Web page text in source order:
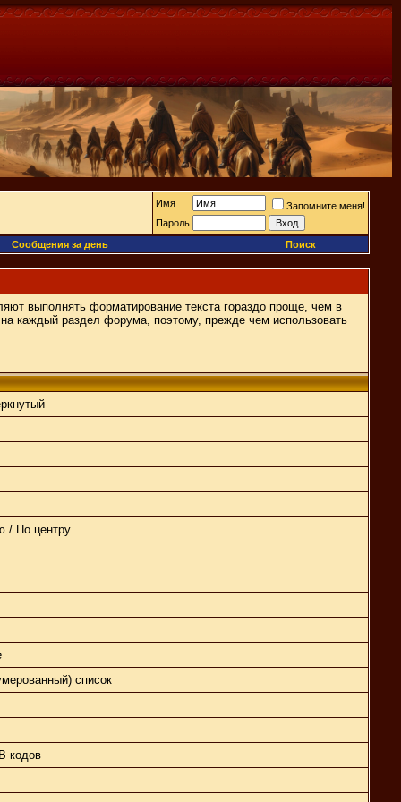
Имя
Запомните меня!
Пароль
Сообщения за день
Поиск
выполнять форматирование текста гораздо проще, чем в
каждый раздел форума, поэтому, прежде чем использовать
/ По центру
список
кодов